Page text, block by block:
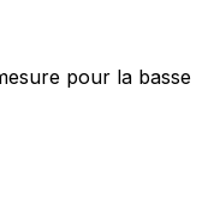
pour la basse